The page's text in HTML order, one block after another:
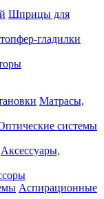
Шприцы для
гладилки
Матрасы,
системы
Аксессуары,
Аспирационные